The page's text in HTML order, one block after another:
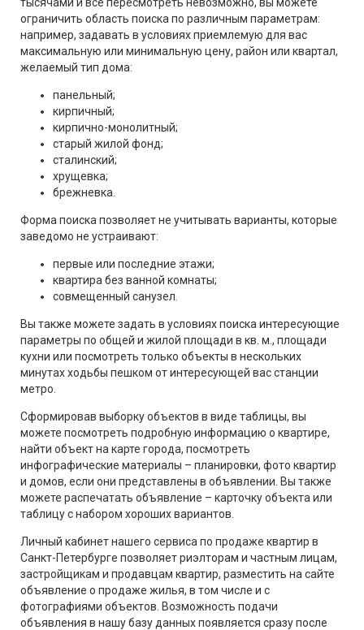
ограничить область поиска по различным параметрам:
например, задавать в условиях приемлемую для вас
максимальную или минимальную цену, район или квартал,
желаемый тип дома:
панельный;
кирпичный;
кирпично-монолитный;
старый жилой фонд;
сталинский;
хрущевка;
брежневка.
Форма поиска позволяет не учитывать варианты, которые
заведомо не устраивают:
первые или последние этажи;
квартира без ванной комнаты;
совмещенный санузел.
Вы также можете задать в условиях поиска интересующие
параметры по общей и жилой площади в кв. м., площади
кухни или посмотреть только объекты в нескольких
минутах ходьбы пешком от интересующей вас станции
метро.
Сформировав выборку объектов в виде таблицы, вы
можете посмотреть подробную информацию о квартире,
найти объект на карте города, посмотреть
инфографические материалы – планировки, фото квартир
и домов, если они представлены в объявлении. Вы также
можете распечатать объявление – карточку объекта или
таблицу с набором хороших вариантов.
Личный кабинет нашего сервиса по продаже квартир в
Санкт-Петербурге позволяет риэлторам и частным лицам,
застройщикам и продавцам квартир, разместить на сайте
объявление о продаже жилья, в том числе и с
фотографиями объектов. Возможность подачи
объявления в нашу базу данных появляется сразу после